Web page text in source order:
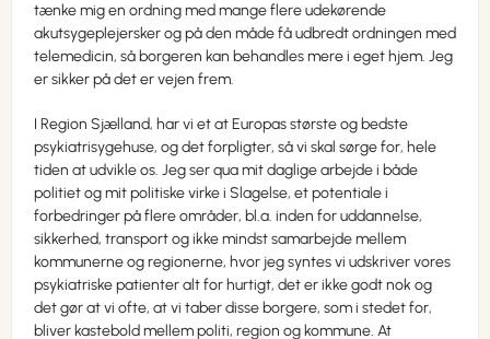
tænke mig en ordning med mange flere udekørende
akutsygeplejersker og på den måde få udbredt ordningen med
telemedicin, så borgeren kan behandles mere i eget hjem. Jeg
er sikker på det er vejen frem.
I Region Sjælland, har vi et at Europas største og bedste
psykiatrisygehuse, og det forpligter, så vi skal sørge for, hele
tiden at udvikle os. Jeg ser qua mit daglige arbejde i både
politiet og mit politiske virke i Slagelse, et potentiale i
forbedringer på flere områder, bl.a. inden for uddannelse,
sikkerhed, transport og ikke mindst samarbejde mellem
kommunerne og regionerne, hvor jeg syntes vi udskriver vores
psykiatriske patienter alt for hurtigt, det er ikke godt nok og
det gør at vi ofte, at vi taber disse borgere, som i stedet for,
bliver kastebold mellem politi, region og kommune. At